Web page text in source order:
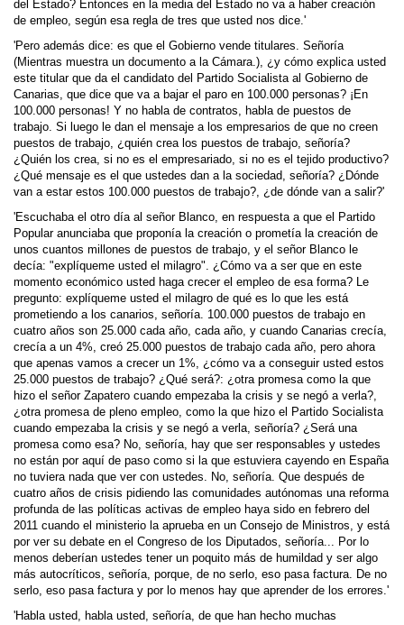
del Estado? Entonces en la media del Estado no va a haber creación
de empleo, según esa regla de tres que usted nos dice.'
'Pero además dice: es que el Gobierno vende titulares. Señoría
(Mientras muestra un documento a la Cámara.), ¿y cómo explica usted
este titular que da el candidato del Partido Socialista al Gobierno de
Canarias, que dice que va a bajar el paro en 100.000 personas? ¡En
100.000 personas! Y no habla de contratos, habla de puestos de
trabajo. Si luego le dan el mensaje a los empresarios de que no creen
puestos de trabajo, ¿quién crea los puestos de trabajo, señoría?
¿Quién los crea, si no es el empresariado, si no es el tejido productivo?
¿Qué mensaje es el que ustedes dan a la sociedad, señoría? ¿Dónde
van a estar estos 100.000 puestos de trabajo?, ¿de dónde van a salir?'
'Escuchaba el otro día al señor Blanco, en respuesta a que el Partido
Popular anunciaba que proponía la creación o prometía la creación de
unos cuantos millones de puestos de trabajo, y el señor Blanco le
decía: "explíqueme usted el milagro". ¿Cómo va a ser que en este
momento económico usted haga crecer el empleo de esa forma? Le
pregunto: explíqueme usted el milagro de qué es lo que les está
prometiendo a los canarios, señoría. 100.000 puestos de trabajo en
cuatro años son 25.000 cada año, cada año, y cuando Canarias crecía,
crecía a un 4%, creó 25.000 puestos de trabajo cada año, pero ahora
que apenas vamos a crecer un 1%, ¿cómo va a conseguir usted estos
25.000 puestos de trabajo? ¿Qué será?: ¿otra promesa como la que
hizo el señor Zapatero cuando empezaba la crisis y se negó a verla?,
¿otra promesa de pleno empleo, como la que hizo el Partido Socialista
cuando empezaba la crisis y se negó a verla, señoría? ¿Será una
promesa como esa? No, señoría, hay que ser responsables y ustedes
no están por aquí de paso como si la que estuviera cayendo en España
no tuviera nada que ver con ustedes. No, señoría. Que después de
cuatro años de crisis pidiendo las comunidades autónomas una reforma
profunda de las políticas activas de empleo haya sido en febrero del
2011 cuando el ministerio la aprueba en un Consejo de Ministros, y está
por ver su debate en el Congreso de los Diputados, señoría... Por lo
menos deberían ustedes tener un poquito más de humildad y ser algo
más autocríticos, señoría, porque, de no serlo, eso pasa factura. De no
serlo, eso pasa factura y por lo menos hay que aprender de los errores.'
'Habla usted, habla usted, señoría, de que han hecho muchas